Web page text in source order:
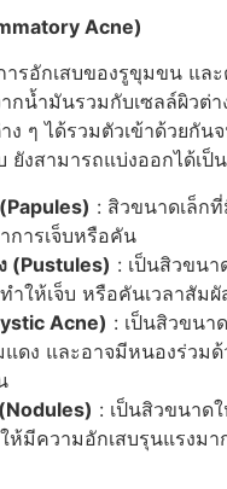
Acne)
ารอักเสบของรูขุมขน แล
กน้ำมันรวมกับเซลล์ผิวต่า
ง ๆ ได้รวมตัวเข้าด้วยกัน
ยังสามารถแบ่งออกได้เป็
: สิวขนาดเล็ก
การเจ็บหรือคัน
(Pustules) : เป็นสิวขนา
ำให้เจ็บ หรือคันเวลาสัมผั
Acne) : เป็นสิวขน
ดง และอาจมีหนองร่วมด้
: เป็นสิวขนาด
ห้มีความอักเสบรุนแรงมา